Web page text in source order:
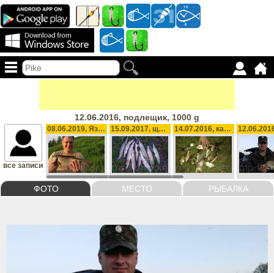
12.06.2016, подлещик, 1000 g
ФОТО МЕСТО РЫБАЛКА
все записи
08.06.2019, Язь, 500 g 15.09.2017, щука, 700 g 14.07.2016, карась, 2000 g